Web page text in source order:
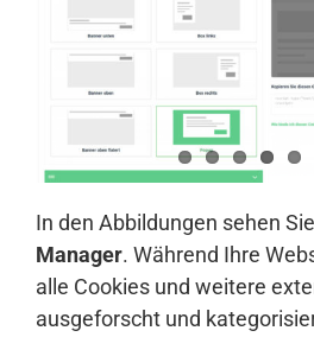
In den Abbildungen sehen
Manager. Während Ihre
alle Cookies und weitere
ausgeforscht und